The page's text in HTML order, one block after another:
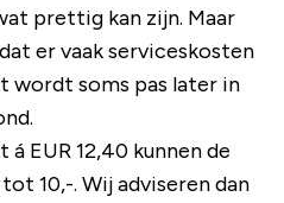
prettig kan zijn. Maar
er vaak serviceskosten
wordt soms pas later in
á EUR 12,40 kunnen de
10,-. Wij adviseren dan